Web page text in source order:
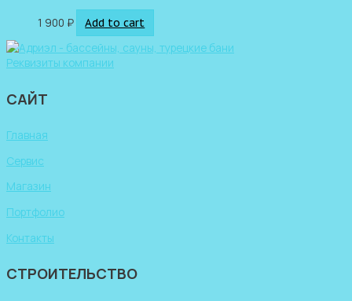
1 900 ₽ Add to cart
Реквизиты компании
САЙТ
Главная
Сервис
Магазин
Портфолио
Контакты
СТРОИТЕЛЬСТВО